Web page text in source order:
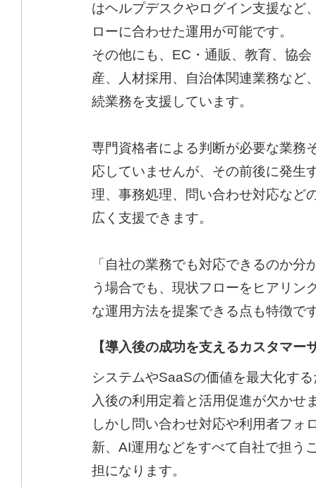
はヘルプデスクやログイン支援など
ローに合わせた運用が可能です。
その他にも、EC・通販、教育、協
産、人材採用、自治体関連業務など
続業務を支援しています。
専門資格者による判断が必要な業務
応していませんが、その前後に発生
理、事務処理、問い合わせ対応など
広く支援できます。
「自社の業務でも対応できるのか分
う場合でも、現状フローをヒアリン
な運用方法を提案できる点も特徴で
【導入後の成功を支えるカスタマー
システムやSaaSの価値を最大化す
入後の利用定着と活用促進が欠かせ
しかし問い合わせ対応や利用者フォ
新、AI運用などをすべて自社で担う
担になります。